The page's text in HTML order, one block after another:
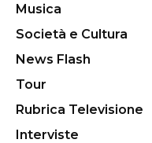
Musica
Società e Cultura
News Flash
Tour
Rubrica Televisione
Interviste